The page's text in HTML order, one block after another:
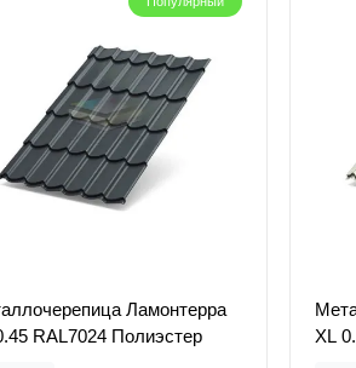
Ламонтерра
RAL7024 Полиэстер
XL